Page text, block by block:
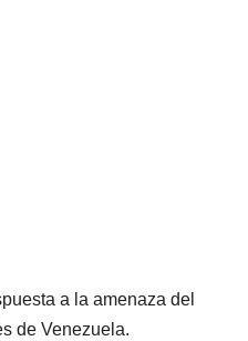
a la amenaza del
de Venezuela.